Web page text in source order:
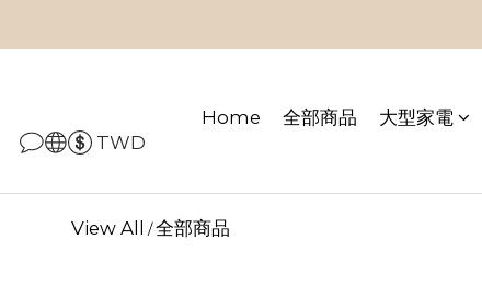
TWD
Home 全部商品 大型家電
View All /全部商品